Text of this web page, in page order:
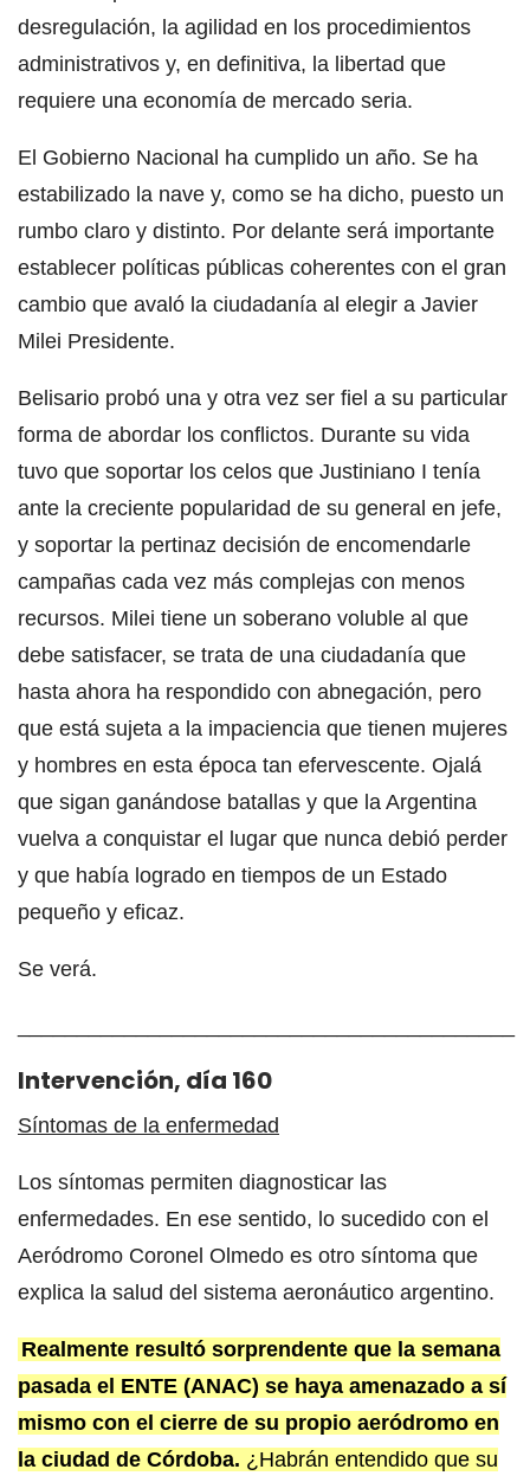
desregulación, la agilidad en los procedimientos
administrativos y, en definitiva, la libertad que
requiere una economía de mercado seria.
El Gobierno Nacional ha cumplido un año. Se ha
estabilizado la nave y, como se ha dicho, puesto un
rumbo claro y distinto. Por delante será importante
establecer políticas públicas coherentes con el gran
cambio que avaló la ciudadanía al elegir a Javier
Milei Presidente.
Belisario probó una y otra vez ser fiel a su particular
forma de abordar los conflictos. Durante su vida
tuvo que soportar los celos que Justiniano I tenía
ante la creciente popularidad de su general en jefe,
y soportar la pertinaz decisión de encomendarle
campañas cada vez más complejas con menos
recursos. Milei tiene un soberano voluble al que
debe satisfacer, se trata de una ciudadanía que
hasta ahora ha respondido con abnegación, pero
que está sujeta a la impaciencia que tienen mujeres
y hombres en esta época tan efervescente. Ojalá
que sigan ganándose batallas y que la Argentina
vuelva a conquistar el lugar que nunca debió perder
y que había logrado en tiempos de un Estado
pequeño y eficaz.
Se verá.
Intervención, día 160
Síntomas de la enfermedad
Los síntomas permiten diagnosticar las
enfermedades. En ese sentido, lo sucedido con el
Aeródromo Coronel Olmedo es otro síntoma que
explica la salud del sistema aeronáutico argentino.
Realmente resultó sorprendente que la semana
pasada el ENTE (ANAC) se haya amenazado a sí
mismo con el cierre de su propio aeródromo en
la ciudad de Córdoba. ¿Habrán entendido que su